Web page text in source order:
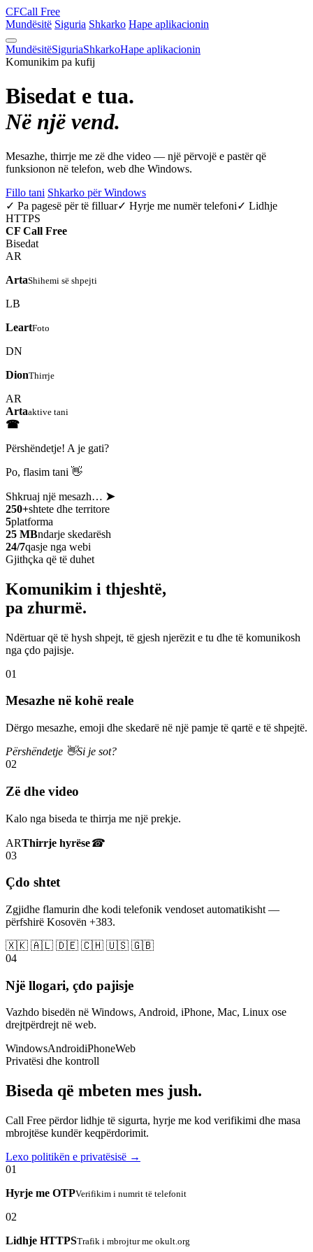
CFCall Free
Mundësitë Siguria Shkarko Hape aplikacionin
MundësitëSiguriaShkarkoHape aplikacionin
Komunikim pa kufij
Bisedat e tua.
Në një vend.
Mesazhe, thirrje me zë dhe video — një përvojë e pastër që
funksionon në telefon, web dhe Windows.
Fillo tani Shkarko për Windows
✓ Pa pagesë për të filluar✓ Hyrje me numër telefoni✓ Lidhje
HTTPS
CF Call Free
Bisedat
AR
ArtaShihemi së shpejti
LB
LeartFoto
DN
DionThirrje
AR
Artaaktive tani
☎
Përshëndetje! A je gati?
Po, flasim tani 👋
Shkruaj një mesazh… ➤
250+shtete dhe territore
5platforma
25 MBndarje skedarësh
24/7qasje nga webi
Gjithçka që të duhet
Komunikim i thjeshtë,
pa zhurmë.
Ndërtuar që të hysh shpejt, të gjesh njerëzit e tu dhe të komunikosh
nga çdo pajisje.
01
Mesazhe në kohë reale
Dërgo mesazhe, emoji dhe skedarë në një pamje të qartë e të shpejtë.
Përshëndetje 👋Si je sot?
02
Zë dhe video
Kalo nga biseda te thirrja me një prekje.
ARThirrje hyrëse☎
03
Çdo shtet
Zgjidhe flamurin dhe kodi telefonik vendoset automatikisht —
përfshirë Kosovën +383.
🇽🇰 🇦🇱 🇩🇪 🇨🇭 🇺🇸 🇬🇧
04
Një llogari, çdo pajisje
Vazhdo bisedën në Windows, Android, iPhone, Mac, Linux ose
drejtpërdrejt në web.
WindowsAndroidiPhoneWeb
Privatësi dhe kontroll
Biseda që mbeten mes jush.
Call Free përdor lidhje të sigurta, hyrje me kod verifikimi dhe masa
mbrojtëse kundër keqpërdorimit.
Lexo politikën e privatësisë →
01
Hyrje me OTPVerifikim i numrit të telefonit
02
Lidhje HTTPSTrafik i mbrojtur me okult.org